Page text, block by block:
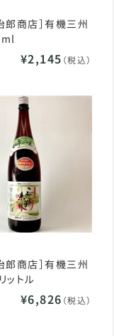
郎商店］有機三州
¥2,145 （税込）
郎商店］有機三州
ットル
¥6,826 （税込）